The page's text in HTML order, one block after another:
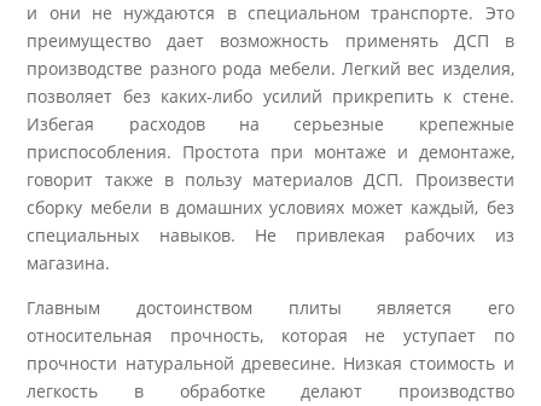
и они не нуждаются в специальном транспорте. Это
преимущество дает возможность применять ДСП в
производстве разного рода мебели. Легкий вес изделия,
позволяет без каких-либо усилий прикрепить к стене.
Избегая расходов на серьезные крепежные
приспособления. Простота при монтаже и демонтаже,
говорит также в пользу материалов ДСП. Произвести
сборку мебели в домашних условиях может каждый, без
специальных навыков. Не привлекая рабочих из
магазина.
Главным достоинством плиты является его
относительная прочность, которая не уступает по
прочности натуральной древесине. Низкая стоимость и
легкость в обработке делают производство